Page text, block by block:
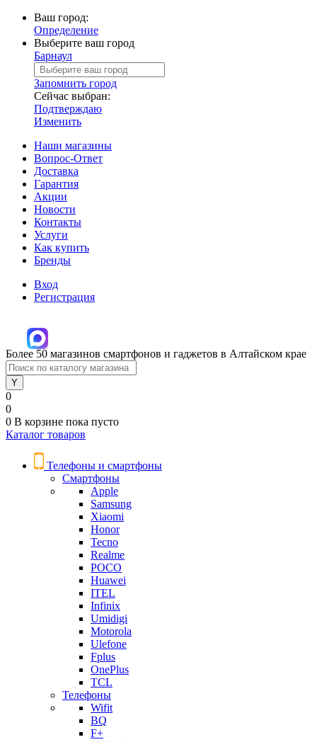
Ваш город:
Определение
Выберите ваш город
Барнаул
Запомнить город
Сейчас выбран:
Подтверждаю
Изменить
Наши магазины
Вопрос-Ответ
Доставка
Гарантия
Акции
Новости
Контакты
Услуги
Как купить
Бренды
Вход
Регистрация
Более 50 магазинов смартфонов и гаджетов в Алтайском крае
0
0
0 В корзине пока пусто
Каталог товаров
Телефоны и смартфоны
Смартфоны
Apple
Samsung
Xiaomi
Honor
Tecno
Realme
POCO
Huawei
ITEL
Infinix
Umidigi
Motorola
Ulefone
Fplus
OnePlus
TCL
Телефоны
Wifit
BQ
F+